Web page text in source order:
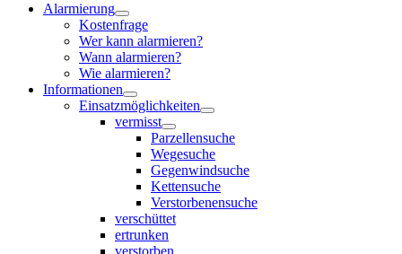
Alarmierung
Kostenfrage
Wer kann alarmieren?
Wann alarmieren?
Wie alarmieren?
Informationen
Einsatzmöglichkeiten
vermisst
Parzellensuche
Wegesuche
Gegenwindsuche
Kettensuche
Verstorbenensuche
verschüttet
ertrunken
verstorben